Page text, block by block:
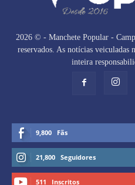
2026 © - Manchete Popular -
reservados. As notícias veiculadas
inteira
9,800 Fãs
21,800 Seguidores
511 Inscritos